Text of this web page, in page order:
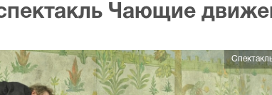
Чающие